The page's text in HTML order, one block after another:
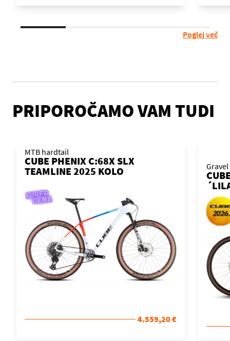
Poglej več
PRIPOROČAMO VAM TUDI
MTB hardtail
CUBE PHENIX C:68X SLX
TEAMLINE 2025 KOLO
4.559,20 €
Gravel